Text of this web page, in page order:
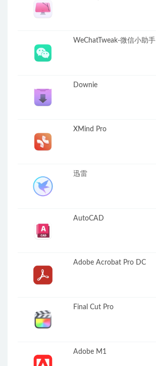
WeChatTweak-微信小助手
Downie
XMind Pro
迅雷
AutoCAD
Adobe Acrobat Pro DC
Final Cut Pro
Adobe M1